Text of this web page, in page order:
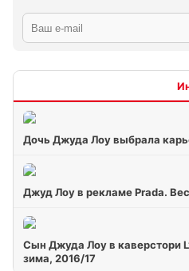
Дочь Джуда Лоу выбрала
Джуд Лоу в рекламе Prada.
Сын Джуда Лоу в каверстори
зима, 2016/17